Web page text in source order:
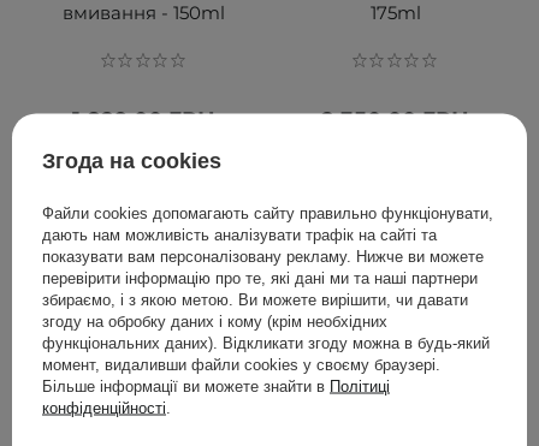
вмивання - 150ml
1 829,00 ГРН
ДОДАТИ ДО КОШИКА
175ml
2 350,00 ГРН
Згода на cookies
Файли cookies допомагають сайту правильно функціонувати,
дають нам можливість аналізувати трафік на сайті та
показувати вам персоналізовану рекламу. Нижче ви можете
перевірити інформацію про те, які дані ми та наші партнери
збираємо, і з якою метою. Ви можете вирішити, чи давати
згоду на обробку даних і кому (крім необхідних
функціональних даних). Відкликати згоду можна в будь-який
момент, видаливши файли cookies у своєму браузері.
Більше інформації ви можете знайти в Політиці
конфіденційності